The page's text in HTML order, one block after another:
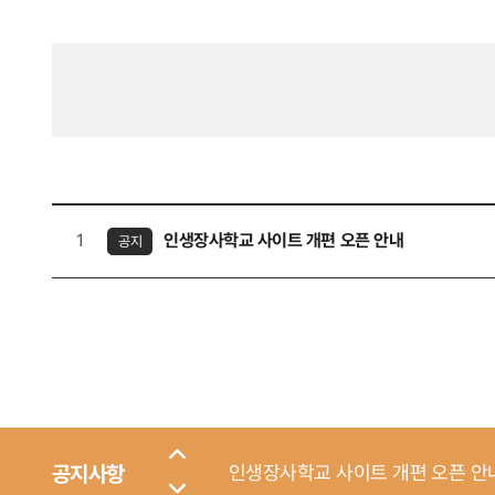
1 공지 인생장사학교 사이트 개편 오픈 안내
공지사항 인생장사학교 사이트 개편 오픈 안